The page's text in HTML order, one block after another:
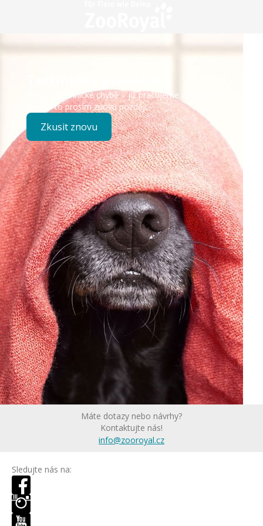
Došlo k technické chybě – již pracujeme na opravě.
Zkuste to prosím znovu později.
Zkusit znovu
Máte dotazy nebo návrhy?
Kontaktujte nás!
info@zooroyal.cz
Sledujte nás na: